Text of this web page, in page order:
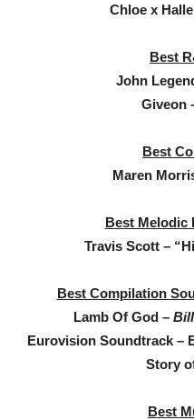
Chloe x
Best
John
Giveon
Best
Maren
Best Melodic
Travis Scott –
Best Compilation
Lamb Of God –
Eurovision Soundtrack –
Story
Best